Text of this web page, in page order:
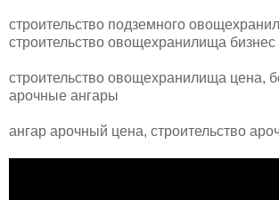
строительство подземного
строительство овощехранилища бизнес
строительство овощехранилища цена,
арочные ангары
ангар арочный цена, строительство